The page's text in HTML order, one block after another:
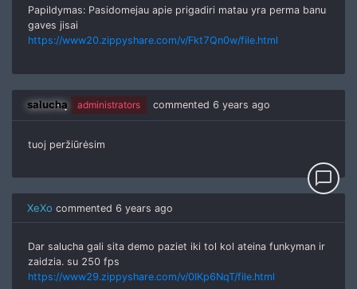
Papildymas: Pasidomejau apie prigadiri matau yra perma banu
gaves jisai
https://www20.zippyshare.com/v/Fkt7Qn0w/file.html
salucha administrators commented 6 years ago
tuoj peržiūrėsim
XeXo commented 6 years ago
Dar salucha gali sita demo paziet iki tol kol ateina funkyman ir
zaidzia. su 250 fps
https://www29.zippyshare.com/v/0IKp6NqT/file.html
chat_bubble_outline